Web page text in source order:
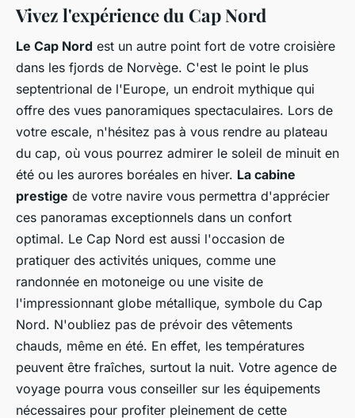
Vivez l'expérience du Cap Nord
Le Cap Nord est un autre point fort de votre croisière
dans les fjords de Norvège. C'est le point le plus
septentrional de l'Europe, un endroit mythique qui
offre des vues panoramiques spectaculaires. Lors de
votre escale, n'hésitez pas à vous rendre au plateau
du cap, où vous pourrez admirer le soleil de minuit en
été ou les aurores boréales en hiver. La cabine
prestige de votre navire vous permettra d'apprécier
ces panoramas exceptionnels dans un confort
optimal. Le Cap Nord est aussi l'occasion de
pratiquer des activités uniques, comme une
randonnée en motoneige ou une visite de
l'impressionnant globe métallique, symbole du Cap
Nord. N'oubliez pas de prévoir des vêtements
chauds, même en été. En effet, les températures
peuvent être fraîches, surtout la nuit. Votre agence de
voyage pourra vous conseiller sur les équipements
nécessaires pour profiter pleinement de cette